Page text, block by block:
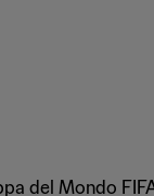
del Mondo